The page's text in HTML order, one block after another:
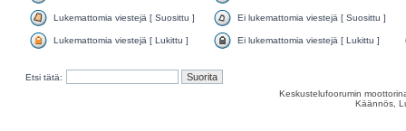
Lukemattomia viestejä [ Suosittu ] Ei lukemattomia viestejä [ Suosittu ]
Lukemattomia viestejä [ Lukittu ] Ei lukemattomia viestejä [ Lukittu ]
Etsi tätä:
Keskustelufoorumin
Käännös,